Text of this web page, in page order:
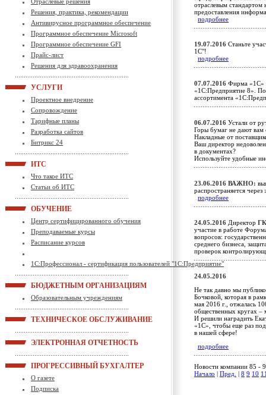
Решения, практика, рекомендации
Антивирусное программное обеспечение
Программное обеспечение Microsoft
Программное обеспечение GFI
Прайс-лист
Решения для здравоохранения
УСЛУГИ
Проектное внедрение
Сопровождение
Тарифные планы
Разработка сайтов
Битрикс 24
ИТС
Что такое ИТС
Статьи об ИТС
ОБУЧЕНИЕ
Центр сертифицированного обучения
Преподаваемые курсы
Расписание курсов
1С:Профессионал - сертификация пользователей "1С:Предприятие"
БЮДЖЕТНЫМ ОРГАНИЗАЦИЯМ
Образовательным учреждениям
ТЕХНИЧЕСКОЕ ОБСЛУЖИВАНИЕ
ЭЛЕКТРОННАЯ ОТЧЕТНОСТЬ
ПРОГРЕССИВНЫЙ БУХГАЛТЕР
О газете
Подписка
отраслевым
предоставления
подробнее
19.07.2016 Станьте
1С"!
подробнее
07.07.2016 Фирма «1С»
«1С:Предприятие 8».
ассортимента
06.07.2016 Устали от
Горы бумаг не дают вам
Накладные от
Ваш директор
в документах?
Используйте удобные
23.06.2016 ВАЖНО:
распространяется
подробнее
24.05.2016 Директор
участие в работе
вопросов:
среднего бизнеса,
проверок
24.05.2016
Не так давно мы
Бочковой, которая в
мая 2016 г., отжалась
общественных кругах –
И решили наградить
«1С», чтобы еще раз
в нашей сфере!
подробнее
Новости компании 85 -
Начало
Пред. 8 9 10